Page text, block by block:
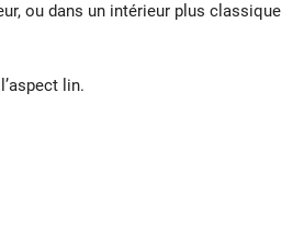
ou dans un intérieur plus classique
lin.